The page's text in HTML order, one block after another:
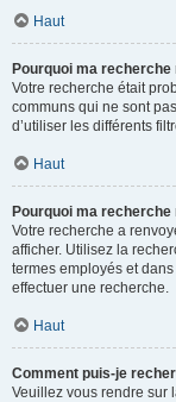
Haut
Pourquoi ma
Votre recherche était
communs qui ne sont
d’utiliser les différents
Haut
Pourquoi ma
Votre recherche a
afficher. Utilisez la
termes employés et
effectuer une recherche.
Haut
Comment puis-je
Veuillez vous rendre sur